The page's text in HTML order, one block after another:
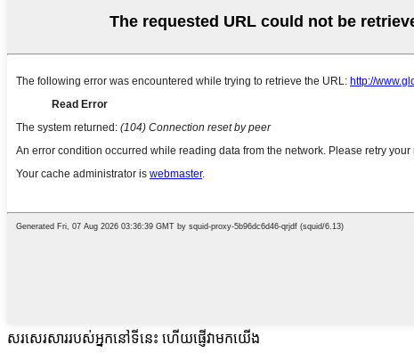
សរសេរសាររបស់អ្នកនៅទីនេះ ហើយផ្ញើវាមកយើង